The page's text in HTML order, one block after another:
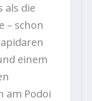
als die
– schon
einem
am Podoi